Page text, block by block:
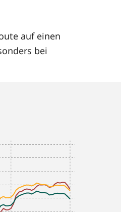
auf einen
bei